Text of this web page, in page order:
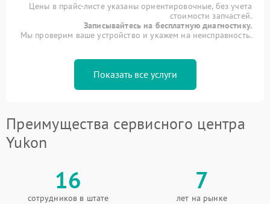
Цены в прайс-листе указаны ориентировочные, без учета
стоимости запчастей.
Записывайтесь на бесплатную диагностику.
Мы проверим ваше устройство и укажем на неисправность.
Показать все услуги
Преимущества сервисного центра
Yukon
16
сотрудников в штате
7
лет на рынке